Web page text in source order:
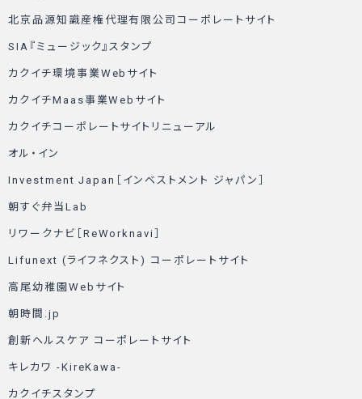
北京品源知識産権代理有限公司コーポレートサイト
SIA『ミュージック』スタンプ
カクイチ環境事業Webサイト
カクイチMaas事業Webサイト
カクイチコーポレートサイトリニューアル
オル・イン
Investment Japan［インベストメント ジャパン］
朝すぐ弁当Lab
リワークナビ［ReWorknavi］
Lifunext (ライフネクスト) コーポレートサイト
高尾幼稚園Webサイト
朝時間.jp
創新ヘルスケア コーポレートサイト
キレカワ -KireKawa-
カクイチスタンプ